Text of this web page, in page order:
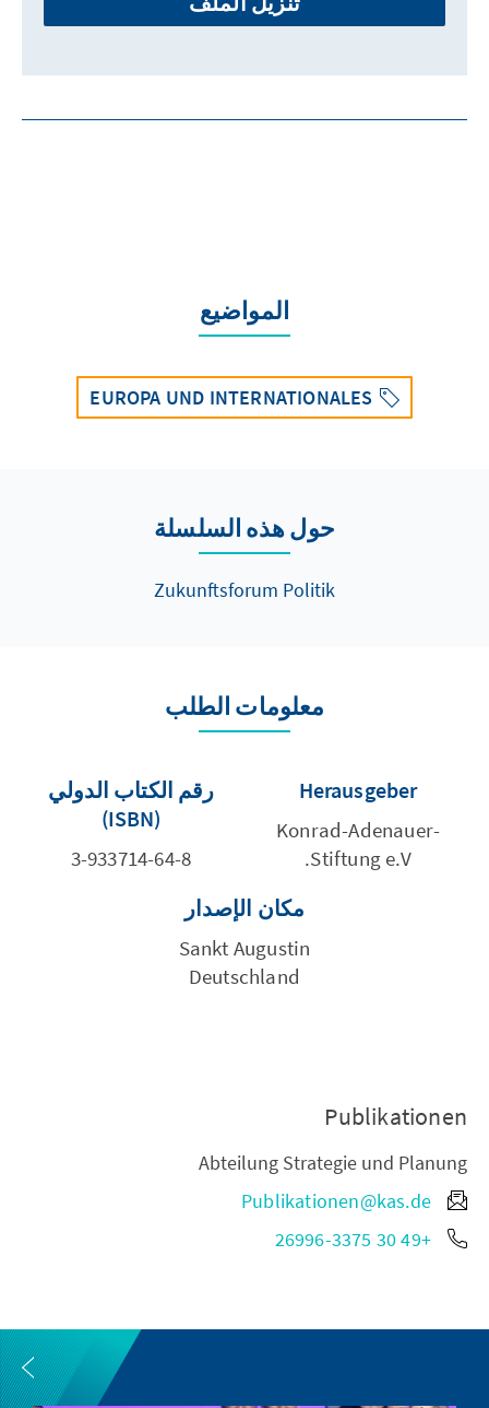
المواضيع
EUROPA UND INTERNATIONALES
حول هذه السلسلة
Zukunftsforum Politik
معلومات الطلب
Herausgeber
Konrad-Adenauer-
Stiftung e.V.
رقم الكتاب الدولي
(ISBN)
3-933714-64-8
مكان الإصدار
Sankt Augustin
Deutschland
Publikationen
Abteilung Strategie und Planung
Publikationen@kas.de
+49 30 26996-3375